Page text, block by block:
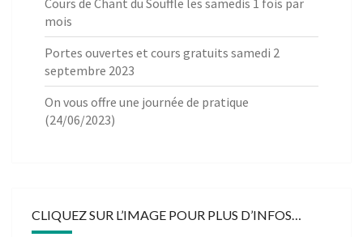
mois
Portes ouvertes et cours gratuits samedi 2
septembre 2023
On vous offre une journée de pratique
(24/06/2023)
CLIQUEZ SUR L’IMAGE POUR PLUS D’INFOS…